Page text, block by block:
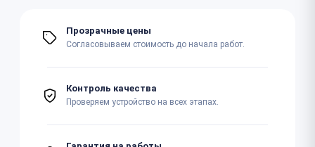
Прозрачные цены
Согласовываем стоимость до начала работ.
Контроль качества
Проверяем устройство на всех этапах.